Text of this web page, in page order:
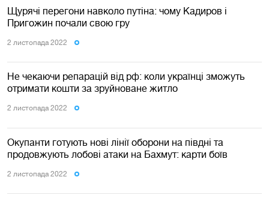
Щурячі перегони навколо путіна: чому Кадиров і
Пригожин почали свою гру
2 листопада 2022
Не чекаючи репарацій від рф: коли українці зможуть
отримати кошти за зруйноване житло
2 листопада 2022
Окупанти готують нові лінії оборони на півдні та
продовжують лобові атаки на Бахмут: карти боїв
2 листопада 2022